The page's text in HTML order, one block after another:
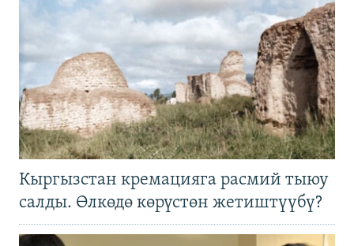
Кыргызстан кремацияга расмий тыюу
салды. Өлкөдө көрүстөн жетиштүүбү?